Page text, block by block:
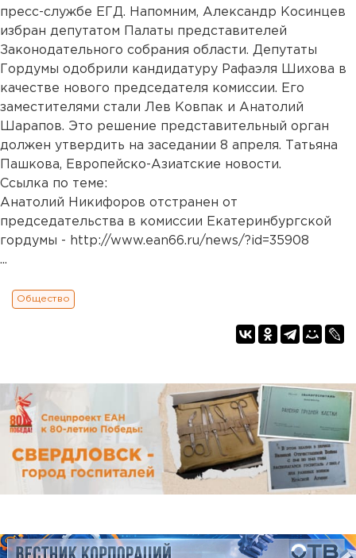
пресс-службе ЕГД. Напомним, Александр Косинцев
избран депутатом Палаты представителей
Законодательного собрания области. Депутаты
Гордумы одобрили кандидатуру Рафаэля Шихова в
качестве нового председателя комиссии. Его
заместителями стали Лев Ковпак и Анатолий
Шарапов. Это решение представительный орган
должен утвердить на заседании 8 апреля. Татьяна
Пашкова, Европейско-Азиатские новости.
Ссылка по теме:
Анатолий Никифоров отстранен от
председательства в комиссии Екатеринбургской
гордумы - http://www.ean66.ru/news/?id=35908
...
Общество